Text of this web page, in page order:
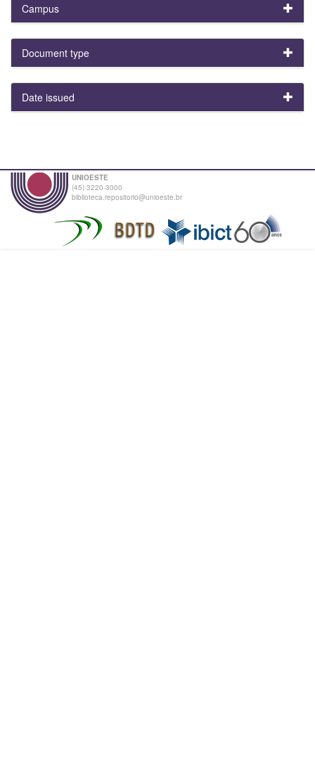
Campus
Document type
Date issued
UNIOESTE
(45) 3220-3000
biblioteca.repositorio@unioeste.br